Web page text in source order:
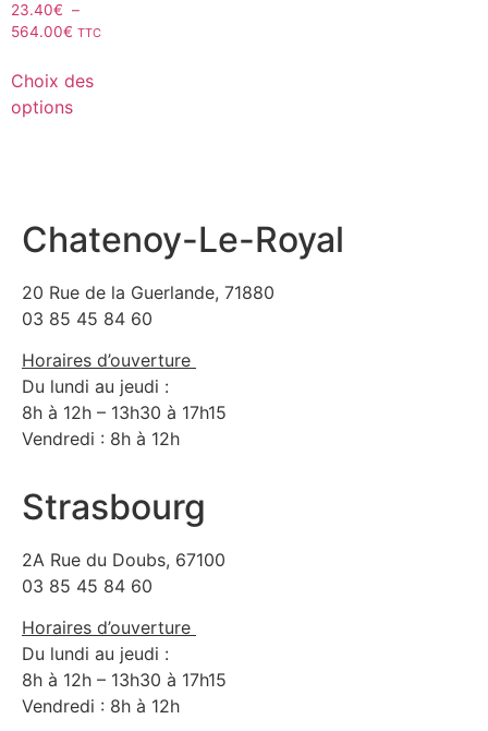
23.40€ –
564.00€ TTC
Choix des
options
Chatenoy-Le-Royal
20 Rue de la Guerlande, 71880
03 85 45 84 60
Horaires d’ouverture
Du lundi au jeudi :
8h à 12h – 13h30 à 17h15
Vendredi : 8h à 12h
Strasbourg
2A Rue du Doubs, 67100
03 85 45 84 60
Horaires d’ouverture
Du lundi au jeudi :
8h à 12h – 13h30 à 17h15
Vendredi : 8h à 12h